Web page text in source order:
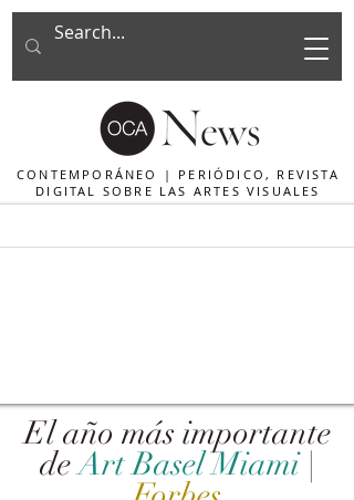
CONTEMPORÁNEO | PERIÓDICO, REVISTA
DIGITAL SOBRE LAS ARTES VISUALES
El año más importante
de Art Basel Miami |